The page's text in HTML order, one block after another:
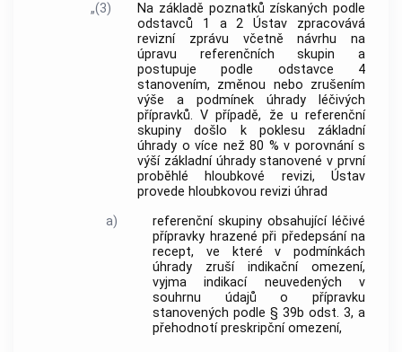
„(3)
Na základě poznatků získaných podle
odstavců 1 a 2 Ústav zpracovává
revizní zprávu včetně návrhu na
úpravu referenčních skupin a
postupuje podle odstavce 4
stanovením, změnou nebo zrušením
výše a podmínek úhrady léčivých
přípravků. V případě, že u referenční
skupiny došlo k poklesu základní
úhrady o více než 80 % v porovnání s
výší základní úhrady stanovené v první
proběhlé hloubkové revizi, Ústav
provede hloubkovou revizi úhrad
a)
referenční skupiny obsahující léčivé
přípravky hrazené při předepsání na
recept, ve které v podmínkách
úhrady zruší indikační omezení,
vyjma indikací neuvedených v
souhrnu údajů o přípravku
stanovených podle § 39b odst. 3, a
přehodnotí preskripční omezení,